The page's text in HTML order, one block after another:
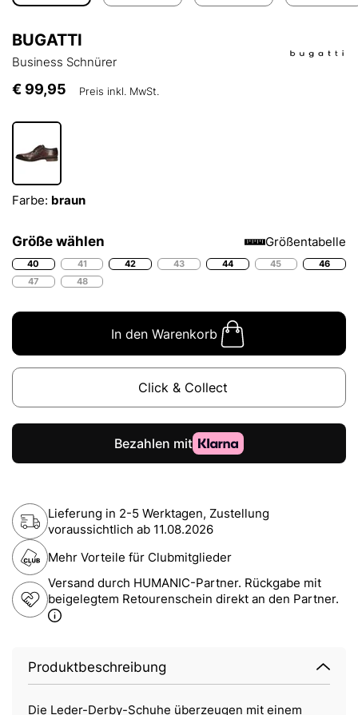
BUGATTI
Business Schnürer
€ 99,95 Preis inkl. MwSt.
Farbe: braun
Größe wählen Größentabelle
40 41 42 43 44 45
46
47
48
In den Warenkorb
Click & Collect
Lieferung in 2-5 Werktagen, Zustellung
voraussichtlich ab 11.08.2026
Mehr Vorteile für Clubmitglieder
Versand durch HUMANIC-Partner. Rückgabe mit
beigelegtem Retourenschein direkt an den Partner.
Produktbeschreibung
Die Leder-Derby-Schuhe überzeugen mit einem